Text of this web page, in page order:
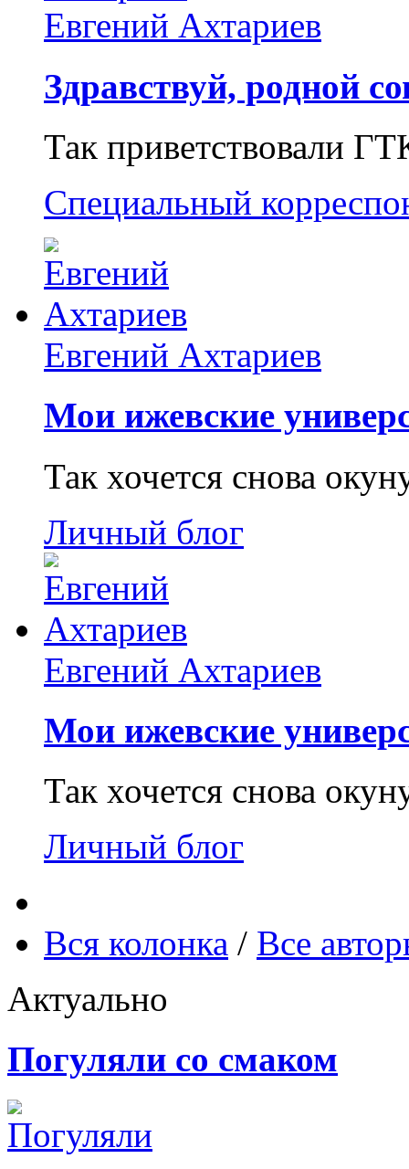
Евгений Ахтариев
Здравствуй, родной
Так приветствовали
Специальный
Евгений Ахтариев
Мои ижевские
Так хочется снова
Личный блог
Евгений Ахтариев
Мои ижевские
Так хочется снова
Личный блог
Вся колонка / Все
Актуально
Погуляли со смаком